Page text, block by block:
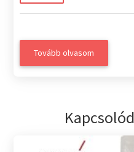
Tovább olvasom